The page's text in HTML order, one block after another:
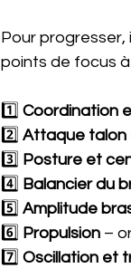
Pour progresser,
points de focus à
1️⃣ Coordination
2️⃣ Attaque talon
3️⃣ Posture et
4️⃣ Balancier du
5️⃣ Amplitude
6️⃣ Propulsion –
7️⃣ Oscillation et